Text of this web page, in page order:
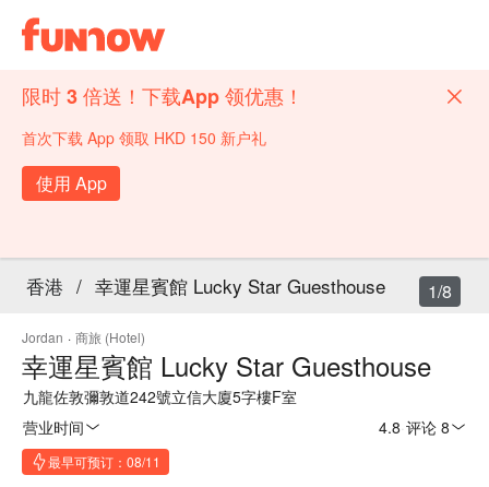
限时 3 倍送！下载App 领优惠！
首次下载 App 领取 HKD 150 新户礼
使用 App
香港 / 幸運星賓館 Lucky Star Guesthouse
Jordan · 商旅 (Hotel)
幸運星賓館 Lucky Star Guesthouse
九龍佐敦彌敦道242號立信大廈5字樓F室
营业时间
4.8 评论 8
最早可预订：08/11
1/8